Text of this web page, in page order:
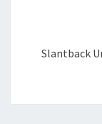
Slantback